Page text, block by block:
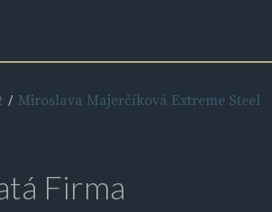
Miroslava Majerčíková Extreme Steel
Firma